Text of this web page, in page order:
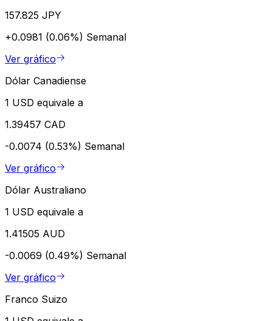
157.825 JPY
+0.0981 (0.06%) Semanal
Ver gráfico
Dólar Canadiense
1 USD equivale a
1.39457 CAD
-0.0074 (0.53%) Semanal
Ver gráfico
Dólar Australiano
1 USD equivale a
1.41505 AUD
-0.0069 (0.49%) Semanal
Ver gráfico
Franco Suizo